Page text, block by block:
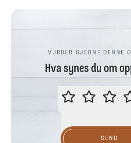
VURDER GJERNE DENNE
Hva synes du om
SEND